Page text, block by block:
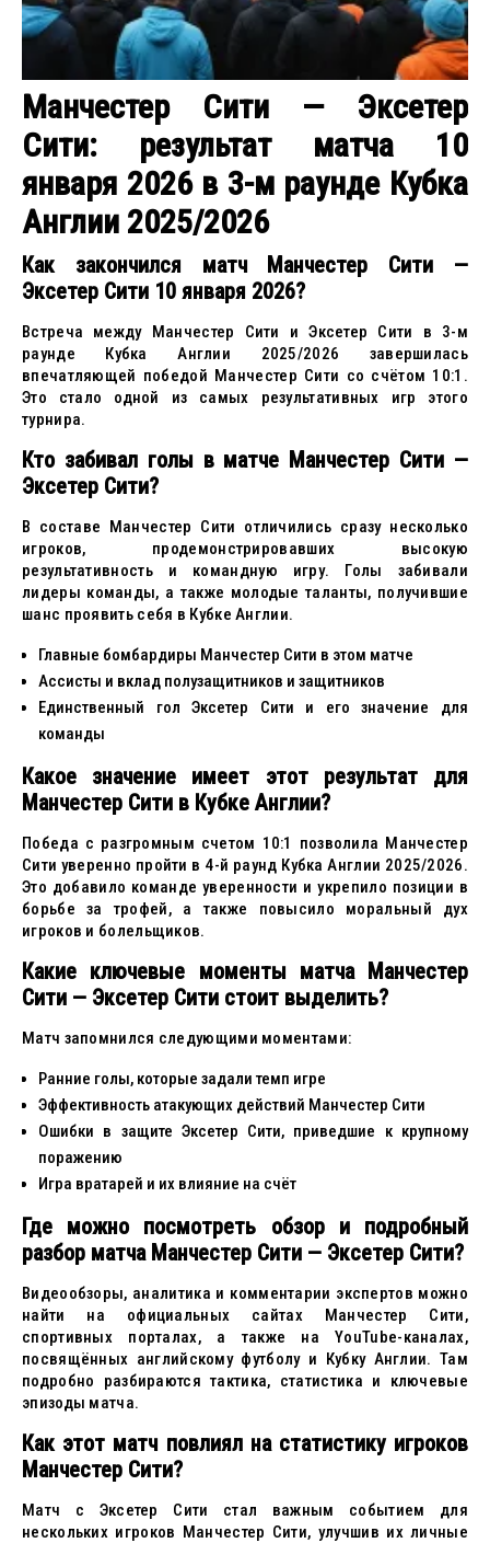
Манчестер Сити — Эксетер
Сити: результат матча 10
января 2026 в 3-м раунде Кубка
Англии 2025/2026
Как закончился матч Манчестер Сити —
Эксетер Сити 10 января 2026?
Встреча между Манчестер Сити и Эксетер Сити в 3-м
раунде Кубка Англии 2025/2026 завершилась
впечатляющей победой Манчестер Сити со счётом 10:1.
Это стало одной из самых результативных игр этого
турнира.
Кто забивал голы в матче Манчестер Сити —
Эксетер Сити?
В составе Манчестер Сити отличились сразу несколько
игроков, продемонстрировавших высокую
результативность и командную игру. Голы забивали
лидеры команды, а также молодые таланты, получившие
шанс проявить себя в Кубке Англии.
Главные бомбардиры Манчестер Сити в этом матче
Ассисты и вклад полузащитников и защитников
Единственный гол Эксетер Сити и его значение для
команды
Какое значение имеет этот результат для
Манчестер Сити в Кубке Англии?
Победа с разгромным счетом 10:1 позволила Манчестер
Сити уверенно пройти в 4-й раунд Кубка Англии 2025/2026.
Это добавило команде уверенности и укрепило позиции в
борьбе за трофей, а также повысило моральный дух
игроков и болельщиков.
Какие ключевые моменты матча Манчестер
Сити — Эксетер Сити стоит выделить?
Матч запомнился следующими моментами:
Ранние голы, которые задали темп игре
Эффективность атакующих действий Манчестер Сити
Ошибки в защите Эксетер Сити, приведшие к крупному
поражению
Игра вратарей и их влияние на счёт
Где можно посмотреть обзор и подробный
разбор матча Манчестер Сити — Эксетер Сити?
Видеообзоры, аналитика и комментарии экспертов можно
найти на официальных сайтах Манчестер Сити,
спортивных порталах, а также на YouTube-каналах,
посвящённых английскому футболу и Кубку Англии. Там
подробно разбираются тактика, статистика и ключевые
эпизоды матча.
Как этот матч повлиял на статистику игроков
Манчестер Сити?
Матч с Эксетер Сити стал важным событием для
нескольких игроков Манчестер Сити, улучшив их личные